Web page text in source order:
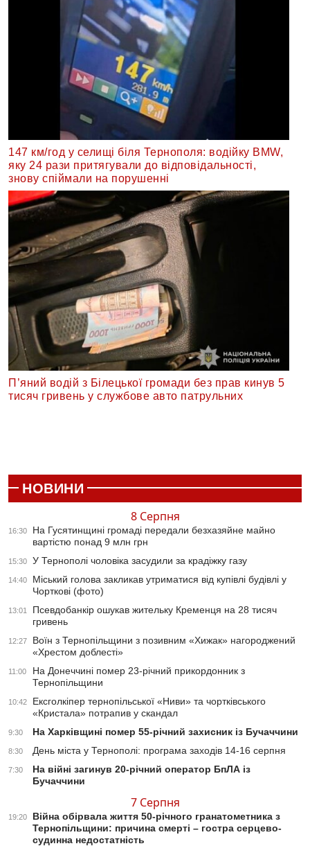
147 км/год у селищі біля Тернополя: водійку BMW,
яку 24 рази притягували до відповідальності,
знову спіймали на порушенні
П’яний водій з Білецької громади без прав кинув 5
тисяч гривень у службове авто патрульних
НОВИНИ
8 Серпня
16:30
На Гусятинщині громаді передали безхазяйне майно
вартістю понад 9 млн грн
15:30 У Тернополі чоловіка засудили за крадіжку газу
14:40
Міський голова закликав утриматися від купівлі будівлі у
Чорткові (фото)
13:01
Псевдобанкір ошукав жительку Кременця на 28 тисяч
гривень
12:27
Воїн з Тернопільщини з позивним «Хижак» нагороджений
«Хрестом доблесті»
11:00
На Донеччині помер 23-річний прикордонник з
Тернопільщини
10:42
Ексголкіпер тернопільської «Ниви» та чортківського
«Кристала» потрапив у скандал
9:30 На Харківщині помер 55-річний захисник із Бучаччини
8:30 День міста у Тернополі: програма заходів 14-16 серпня
7:30
На війні загинув 20-річний оператор БпЛА із
Бучаччини
7 Серпня
19:20
Війна обірвала життя 50-річного гранатометника з
Тернопільщини: причина смерті – гостра серцево-
судинна недостатність